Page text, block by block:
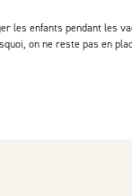
les enfants pendant les
on ne reste pas en